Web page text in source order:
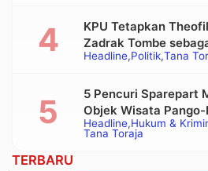
Headline Politik Tana
KPU Tetapkan
Zadrak Tombe
Bupati Tana Toraja
Headline Hukum &
Tana Toraja
5 Pencuri Sparepart
Objek Wisata
Polisi
TERBARU